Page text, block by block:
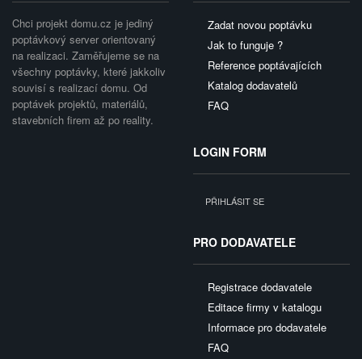
Chci projekt domu.cz je jediný
poptávkový server orientovaný
na realizaci. Zaměřujeme se na
všechny poptávky, které jakkoliv
souvisí s realizací domu. Od
poptávek projektů, materiálů,
stavebních firem až po reality.
Zadat novou poptávku
Jak to funguje ?
Reference poptávajících
Katalog dodavatelů
FAQ
LOGIN FORM
PŘIHLÁSIT SE
PRO DODAVATELE
Registrace dodavatele
Editace firmy v katalogu
Informace pro dodavatele
FAQ